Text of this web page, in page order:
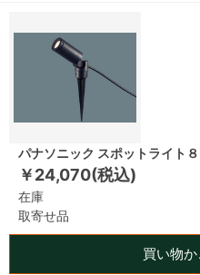
パナソニック スポットライト
￥24,070(税込)
在庫
取寄せ品
買い物